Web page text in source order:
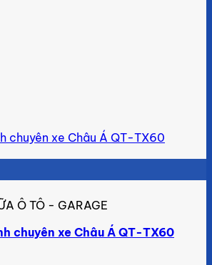
Add to wishlist
Ô TÔ - GARAGE
chuyên xe Châu Á QT-TX60